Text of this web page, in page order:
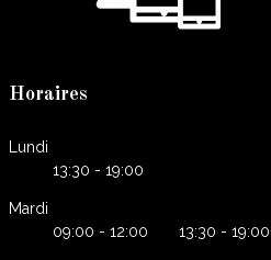
Horaires
Lundi
13:30 - 19:00
Mardi
09:00 - 12:00 13:30 - 19:00